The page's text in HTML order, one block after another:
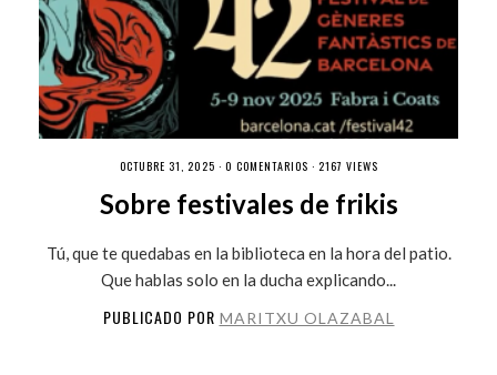
OCTUBRE 31, 2025 · 0 COMENTARIOS · 2167 VIEWS
Sobre festivales de frikis
Tú, que te quedabas en la biblioteca en la hora del patio.
Que hablas solo en la ducha explicando...
PUBLICADO POR MARITXU OLAZABAL